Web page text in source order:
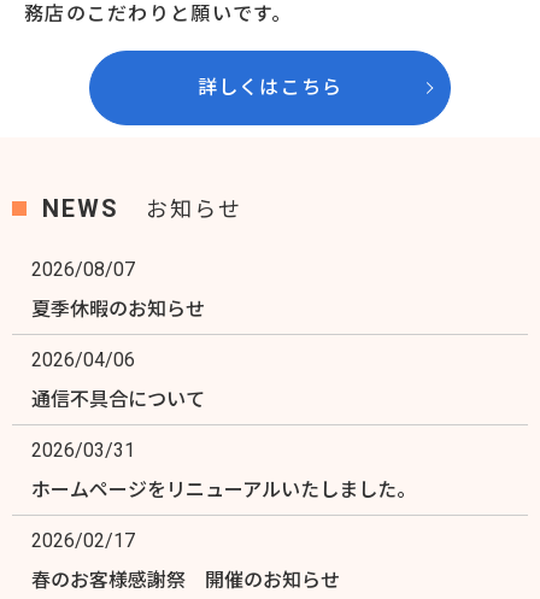
務店のこだわりと願いです。
詳しくはこちら
NEWS お知らせ
2026/08/07
夏季休暇のお知らせ
2026/04/06
通信不具合について
2026/03/31
ホームページをリニューアルいたしました。
2026/02/17
春のお客様感謝祭 開催のお知らせ